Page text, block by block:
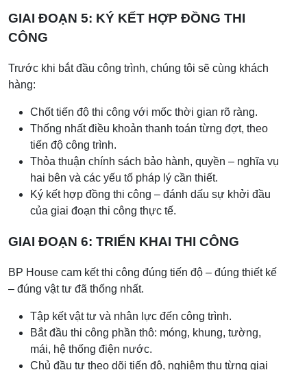
GIAI ĐOẠN 5: KÝ KẾT HỢP ĐỒNG THI
CÔNG
Trước khi bắt đầu công trình, chúng tôi sẽ cùng khách
hàng:
Chốt tiến độ thi công với mốc thời gian rõ ràng.
Thống nhất điều khoản thanh toán từng đợt, theo
tiến độ công trình.
Thỏa thuận chính sách bảo hành, quyền – nghĩa vụ
hai bên và các yếu tố pháp lý cần thiết.
Ký kết hợp đồng thi công – đánh dấu sự khởi đầu
của giai đoạn thi công thực tế.
GIAI ĐOẠN 6: TRIỂN KHAI THI CÔNG
BP House cam kết thi công đúng tiến độ – đúng thiết kế
– đúng vật tư đã thống nhất.
Tập kết vật tư và nhân lực đến công trình.
Bắt đầu thi công phần thô: móng, khung, tường,
mái, hệ thống điện nước.
Chủ đầu tư theo dõi tiến độ, nghiệm thu từng giai